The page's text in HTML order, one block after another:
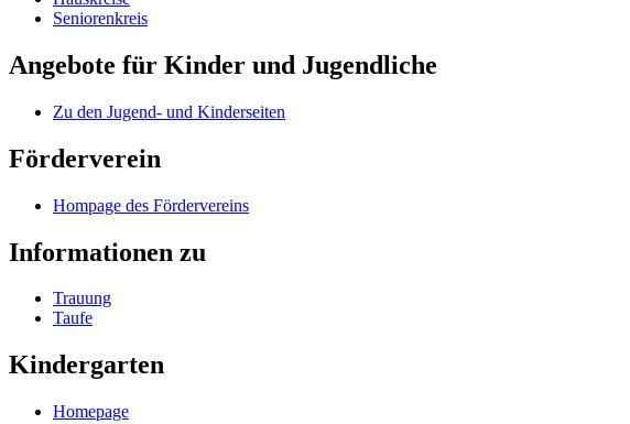
Seniorenkreis
Angebote für Kinder und Jugendliche
Zu den Jugend- und Kinderseiten
Förderverein
Hompage des Fördervereins
Informationen zu
Trauung
Taufe
Kindergarten
Homepage